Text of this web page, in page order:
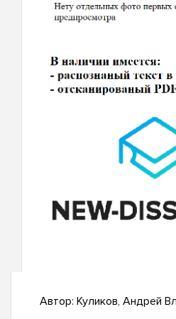
Автор: Куликов, Андрей